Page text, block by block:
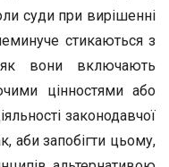
суди при вирішенні
стикаються з
вони включають
цінностями або
законодавчої
аби запобігти цьому,